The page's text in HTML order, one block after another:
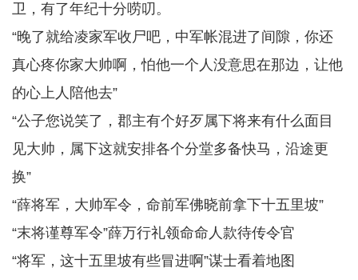
卫，有了年纪十分唠叨。
“晚了就给凌家军收尸吧，中军帐混进了间隙，你还
真心疼你家大帅啊，怕他一个人没意思在那边，让他
的心上人陪他去”
“公子您说笑了，郡主有个好歹属下将来有什么面目
见大帅，属下这就安排各个分堂多备快马，沿途更
换”
“薛将军，大帅军令，命前军佛晓前拿下十五里坡”
“末将谨尊军令”薛万行礼领命命人款待传令官
“将军，这十五里坡有些冒进啊”谋士看着地图